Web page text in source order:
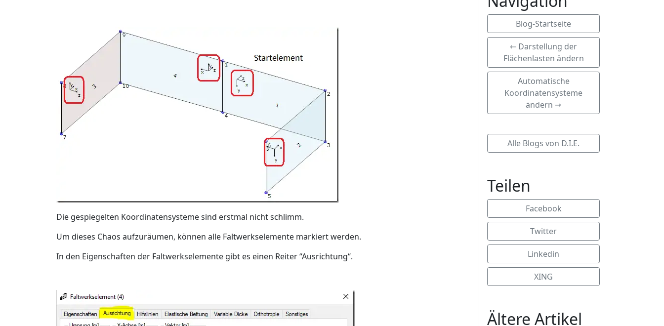
Die gespiegelten Koordinatensysteme sind erstmal nicht schlimm.
Um dieses Chaos aufzuräumen, können alle Faltwerkselemente markiert werden.
In den Eigenschaften der Faltwerkselemente gibt es einen Reiter “Ausrichtung“.
Blog-Startseite
⇽ Darstellung der
Flächenlasten ändern
Automatische
Koordinatensysteme
ändern ⇾
Alle Blogs von D.I.E.
Teilen
Facebook
Twitter
Linkedin
XING
Ältere Artikel